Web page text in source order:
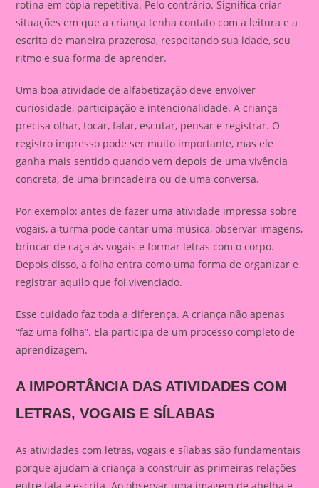
rotina em cópia repetitiva. Pelo contrário. Significa criar
situações em que a criança tenha contato com a leitura e a
escrita de maneira prazerosa, respeitando sua idade, seu
ritmo e sua forma de aprender.
Uma boa atividade de alfabetização deve envolver
curiosidade, participação e intencionalidade. A criança
precisa olhar, tocar, falar, escutar, pensar e registrar. O
registro impresso pode ser muito importante, mas ele
ganha mais sentido quando vem depois de uma vivência
concreta, de uma brincadeira ou de uma conversa.
Por exemplo: antes de fazer uma atividade impressa sobre
vogais, a turma pode cantar uma música, observar imagens,
brincar de caça às vogais e formar letras com o corpo.
Depois disso, a folha entra como uma forma de organizar e
registrar aquilo que foi vivenciado.
Esse cuidado faz toda a diferença. A criança não apenas
“faz uma folha”. Ela participa de um processo completo de
aprendizagem.
A IMPORTÂNCIA DAS ATIVIDADES COM
LETRAS, VOGAIS E SÍLABAS
As atividades com letras, vogais e sílabas são fundamentais
porque ajudam a criança a construir as primeiras relações